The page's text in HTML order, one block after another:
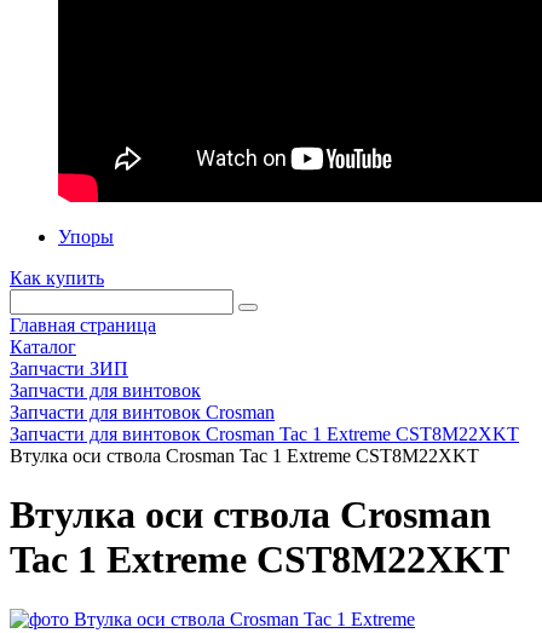
Упоры
Как купить
Главная страница
Каталог
Запчасти ЗИП
Запчасти для винтовок
Запчасти для винтовок Crosman
Запчасти для винтовок Crosman Tac 1 Extreme CST8M22XKT
Втулка оси ствола Crosman Tac 1 Extreme CST8M22XKT
Втулка оси ствола Crosman
Tac 1 Extreme CST8M22XKT